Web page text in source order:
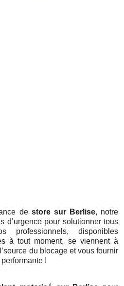
de store sur Berlise, notre
d’urgence pour solutionner tous
disponibles
à tout moment, se viennent à
du blocage et vous fournir
!